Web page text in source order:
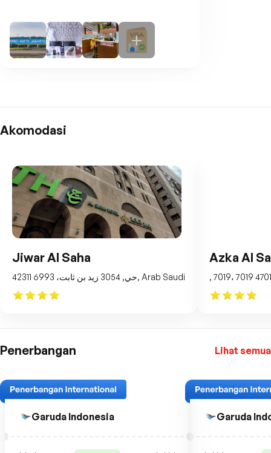
Akomodasi
Jiwar Al Saha
حي, 3054 زيد بن ثابت، 6993 42311, Arab Saudi
Azka Al
Penerbangan Lihat semua
Garuda Indonesia Garuda